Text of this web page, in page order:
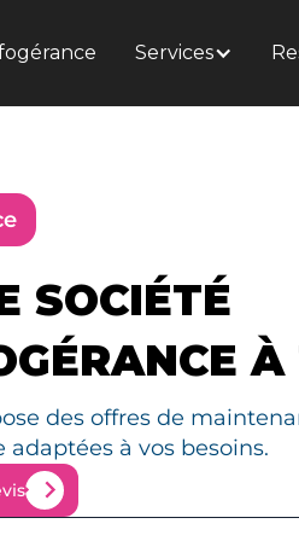
Services
SOCIÉTÉ
des offres de
à vos besoins.